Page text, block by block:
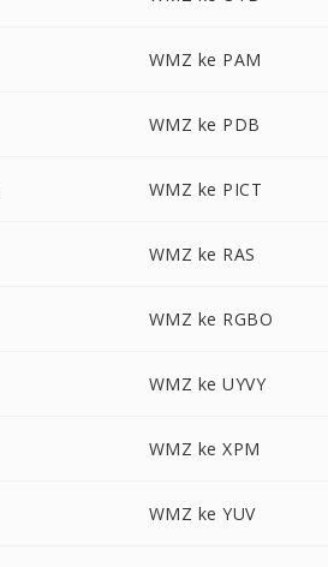
WMZ ke PAM
WMZ ke PDB
WMZ ke PICT
WMZ ke RAS
WMZ ke RGBO
WMZ ke UYVY
WMZ ke XPM
WMZ ke YUV